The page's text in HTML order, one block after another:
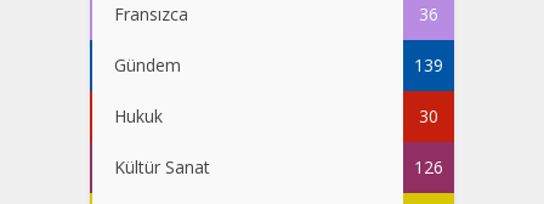
Fransızca 36
Gündem 139
Hukuk 30
Kültür Sanat 126